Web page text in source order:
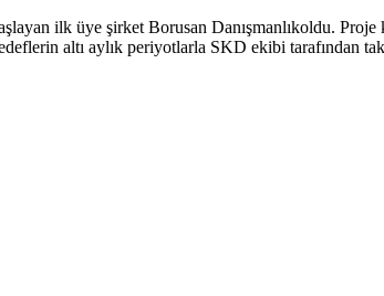
ilk üye şirket Borusan Danışmanlıkoldu.
altı aylık periyotlarla SKD ekibi tarafından